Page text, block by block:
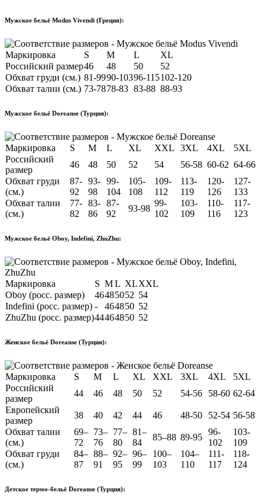
Мужское бельё Modus Vivendi (Греция):
Маркировка S M L
XL
Российский размер46 48 50
52
Обхват груди (см.) 81-9990-10396-115102-120
Обхват талии (см.) 73-7878-83 83-88 88-93
Мужское бельё Doreanse (Турция):
Маркировка S M L XL XXL 3XL 4XL
5XL
Российский
размер
46 48 50 52 54 56-58 60-62 64-66
Обхват груди
(см.)
87-
92
93-
98
99-
104
105-
108
109-
112
113-
119
120-
126
127-
133
Обхват талии
(см.)
77-
82
83-
86
87-
92
93-98
99-
102
103-
109
110-
116
117-
123
Мужское бельё Oboy, Indefini, ZhuZhu:
Маркировка S ML XLXXL
Oboy (росс. размер)
46485052 54
Indefini (росс. размер) - 464850 52
ZhuZhu (росс. размер)44464850 52
Женское бельё Doreanse (Турция):
Маркировка S M L XL XXL 3XL 4XL
5XL
Российский
размер
44 46 48 50 52 54-56 58-60 62-64
Европейский
размер
38 40 42 44 46 48-50 52-54 56-58
Обхват талии
(см.)
69–
72
73–
76
77–
80
81–
84
85–88 89-95
96-
102
103-
109
Обхват груди
(см.)
84–
87
88–
91
92–
95
96–
99
100–
103
104–
110
111-
117
118-
124
Детское термо-бельё Doreanse (Турция):